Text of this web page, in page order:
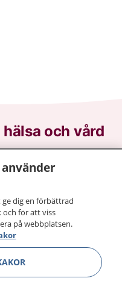
och vård
och information om
du kan kontakta.
och göra dina
1177 för
dig en förbättrad
och för att viss
på webbplatsen.